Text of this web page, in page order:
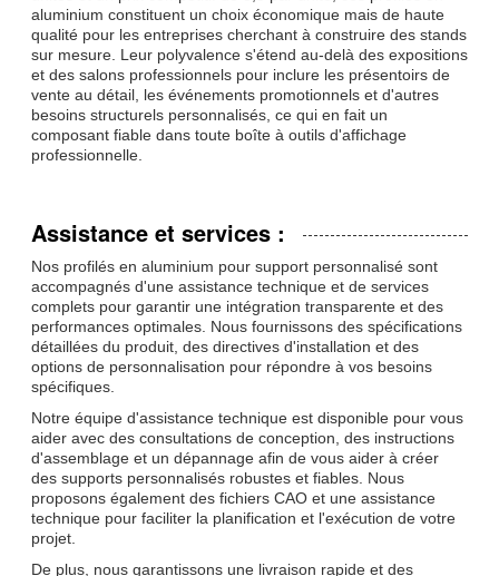
aluminium constituent un choix économique mais de haute
qualité pour les entreprises cherchant à construire des stands
sur mesure. Leur polyvalence s'étend au-delà des expositions
et des salons professionnels pour inclure les présentoirs de
vente au détail, les événements promotionnels et d'autres
besoins structurels personnalisés, ce qui en fait un
composant fiable dans toute boîte à outils d'affichage
professionnelle.
Assistance et services :
Nos profilés en aluminium pour support personnalisé sont
accompagnés d'une assistance technique et de services
complets pour garantir une intégration transparente et des
performances optimales. Nous fournissons des spécifications
détaillées du produit, des directives d'installation et des
options de personnalisation pour répondre à vos besoins
spécifiques.
Notre équipe d'assistance technique est disponible pour vous
aider avec des consultations de conception, des instructions
d'assemblage et un dépannage afin de vous aider à créer
des supports personnalisés robustes et fiables. Nous
proposons également des fichiers CAO et une assistance
technique pour faciliter la planification et l'exécution de votre
projet.
De plus, nous garantissons une livraison rapide et des